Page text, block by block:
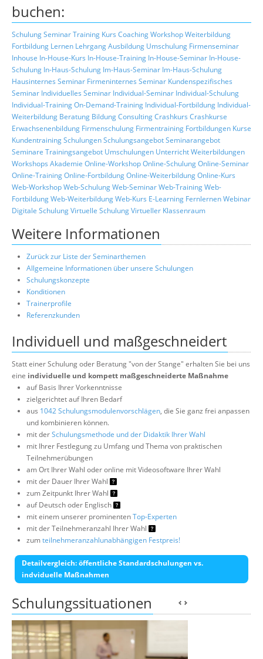
buchen:
SchulungSeminarTraining Kurs CoachingWorkshopWeiterbildung
Fortbildung Lernen LehrgangAusbildung Umschulung Firmenseminar
Inhouse In-House-Kurs In-House-Training In-House-Seminar In-House-
Schulung In-Haus-Schulung Im-Haus-Seminar Im-Haus-Schulung
Hausinternes Seminar Firmeninternes Seminar Kundenspezifisches
Seminar Individuelles Seminar Individual-Seminar Individual-Schulung
Individual-TrainingOn-Demand-Training Individual-Fortbildung Individual-
Weiterbildung Beratung BildungConsultingCrashkurs Crashkurse
Erwachsenenbildung Firmenschulung Firmentraining Fortbildungen Kurse
KundentrainingSchulungenSchulungsangebotSeminarangebot
Seminare Trainingsangebot Umschulungen UnterrichtWeiterbildungen
Workshops Akademie Online-WorkshopOnline-SchulungOnline-Seminar
Online-TrainingOnline-FortbildungOnline-WeiterbildungOnline-Kurs
Web-WorkshopWeb-SchulungWeb-SeminarWeb-TrainingWeb-
FortbildungWeb-WeiterbildungWeb-Kurs E-Learning FernlernenWebinar
Digitale SchulungVirtuelle SchulungVirtueller Klassenraum
Weitere Informationen
Zurück zur Liste der Seminarthemen
Allgemeine Informationen über unsere Schulungen
Schulungskonzepte
Konditionen
Trainerprofile
Referenzkunden
Individuell und maßgeschneidert
Statt einer Schulung oder Beratung "von der Stange" erhalten Sie bei uns
eine individuelle und kompett maßgeschneiderte Maßnahme
auf Basis Ihrer Vorkenntnisse
zielgerichtet auf Ihren Bedarf
aus 1042 Schulungsmodulenvorschlägen, die Sie ganz frei anpassen
und kombinieren können.
mit derSchulungsmethode und der Didaktik Ihrer Wahl
mit Ihrer Festlegung zu Umfang und Thema von praktischen
Teilnehmerübungen
am Ort Ihrer Wahl oder online mit Videosoftware Ihrer Wahl
mit der Dauer Ihrer Wahl
zum Zeitpunkt Ihrer Wahl
auf Deutsch oder Englisch
mit einem unserer prominentenTop-Experten
mit der Teilnehmeranzahl Ihrer Wahl
zumteilnehmeranzahlunabhängigen Festpreis!
Detailvergleich: öffentliche Standardschulungen vs.
indviduelle Maßnahmen
Schulungssituationen